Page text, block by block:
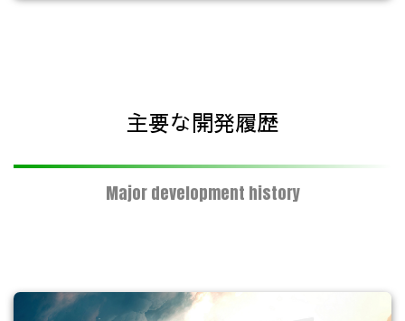
主要な開発履歴
Major development history